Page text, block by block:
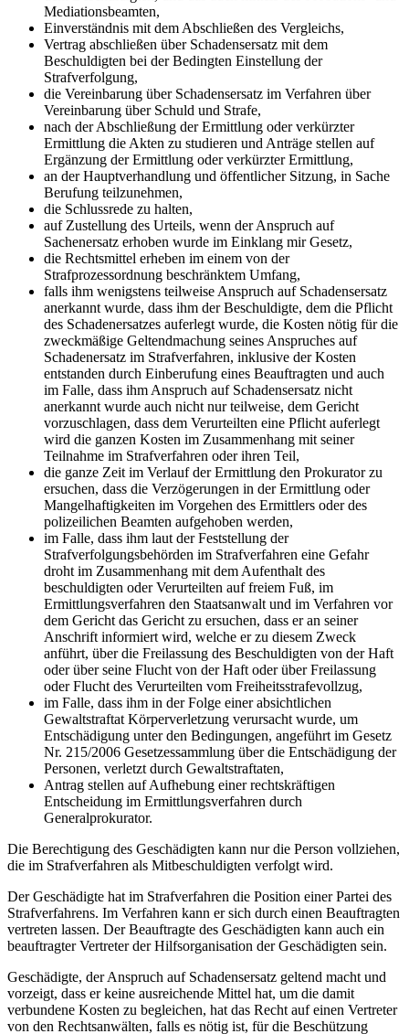
Mediationsbeamten,
Einverständnis mit dem Abschließen des Vergleichs,
Vertrag abschließen über Schadensersatz mit dem
Beschuldigten bei der Bedingten Einstellung der
Strafverfolgung,
die Vereinbarung über Schadensersatz im Verfahren über
Vereinbarung über Schuld und Strafe,
nach der Abschließung der Ermittlung oder verkürzter
Ermittlung die Akten zu studieren und Anträge stellen auf
Ergänzung der Ermittlung oder verkürzter Ermittlung,
an der Hauptverhandlung und öffentlicher Sitzung, in Sache
Berufung teilzunehmen,
die Schlussrede zu halten,
auf Zustellung des Urteils, wenn der Anspruch auf
Sachenersatz erhoben wurde im Einklang mir Gesetz,
die Rechtsmittel erheben im einem von der
Strafprozessordnung beschränktem Umfang,
falls ihm wenigstens teilweise Anspruch auf Schadensersatz
anerkannt wurde, dass ihm der Beschuldigte, dem die Pflicht
des Schadenersatzes auferlegt wurde, die Kosten nötig für die
zweckmäßige Geltendmachung seines Anspruches auf
Schadenersatz im Strafverfahren, inklusive der Kosten
entstanden durch Einberufung eines Beauftragten und auch
im Falle, dass ihm Anspruch auf Schadensersatz nicht
anerkannt wurde auch nicht nur teilweise, dem Gericht
vorzuschlagen, dass dem Verurteilten eine Pflicht auferlegt
wird die ganzen Kosten im Zusammenhang mit seiner
Teilnahme im Strafverfahren oder ihren Teil,
die ganze Zeit im Verlauf der Ermittlung den Prokurator zu
ersuchen, dass die Verzögerungen in der Ermittlung oder
Mangelhaftigkeiten im Vorgehen des Ermittlers oder des
polizeilichen Beamten aufgehoben werden,
im Falle, dass ihm laut der Feststellung der
Strafverfolgungsbehörden im Strafverfahren eine Gefahr
droht im Zusammenhang mit dem Aufenthalt des
beschuldigten oder Verurteilten auf freiem Fuß, im
Ermittlungsverfahren den Staatsanwalt und im Verfahren vor
dem Gericht das Gericht zu ersuchen, dass er an seiner
Anschrift informiert wird, welche er zu diesem Zweck
anführt, über die Freilassung des Beschuldigten von der Haft
oder über seine Flucht von der Haft oder über Freilassung
oder Flucht des Verurteilten vom Freiheitsstrafevollzug,
im Falle, dass ihm in der Folge einer absichtlichen
Gewaltstraftat Körperverletzung verursacht wurde, um
Entschädigung unter den Bedingungen, angeführt im Gesetz
Nr. 215/2006 Gesetzessammlung über die Entschädigung der
Personen, verletzt durch Gewaltstraftaten,
Antrag stellen auf Aufhebung einer rechtskräftigen
Entscheidung im Ermittlungsverfahren durch
Generalprokurator.
Die Berechtigung des Geschädigten kann nur die Person vollziehen,
die im Strafverfahren als Mitbeschuldigten verfolgt wird.
Der Geschädigte hat im Strafverfahren die Position einer Partei des
Strafverfahrens. Im Verfahren kann er sich durch einen Beauftragten
vertreten lassen. Der Beauftragte des Geschädigten kann auch ein
beauftragter Vertreter der Hilfsorganisation der Geschädigten sein.
Geschädigte, der Anspruch auf Schadensersatz geltend macht und
vorzeigt, dass er keine ausreichende Mittel hat, um die damit
verbundene Kosten zu begleichen, hat das Recht auf einen Vertreter
von den Rechtsanwälten, falls es nötig ist, für die Beschützung